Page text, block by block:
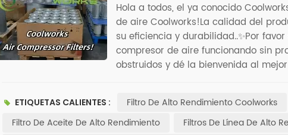
Hola a todos, el ya conocido
de aire Coolworks!La calidad del
su eficiencia y durabilidad..✨Por
compresor de aire funcionando sin
obstruidos y dé la bienvenida al
ETIQUETAS CALIENTES : Filtro De Alto Rendimiento Coolworks
Filtro De Aceite De Alto Rendimiento
Filtros De Línea De Alto